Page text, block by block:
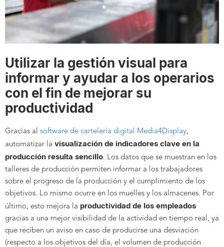
Utilizar la gestión visual para
informar y ayudar a los operarios
con el fin de mejorar su
productividad
Gracias al software de cartelería digital Media4Display,
automatizar la visualización de indicadores clave en la
producción resulta sencillo. Los datos que se muestran en los
talleres de producción permiten informar a los trabajadores
sobre el progreso de la producción y el cumplimiento de los
objetivos. Lo mismo ocurre en los muelles y los almacenes. Por
último, esto mejora la productividad de los empleados
gracias a una mejor visibilidad de la actividad en tiempo real, ya
que reciben un aviso en caso de producirse una desviación
(respecto a los objetivos del día, el volumen de producción